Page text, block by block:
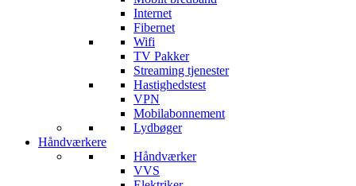
Internet
Fibernet
Wifi
TV Pakker
Streaming tjenester
Hastighedstest
VPN
Mobilabonnement
Lydbøger
Håndværkere
Håndværker
VVS